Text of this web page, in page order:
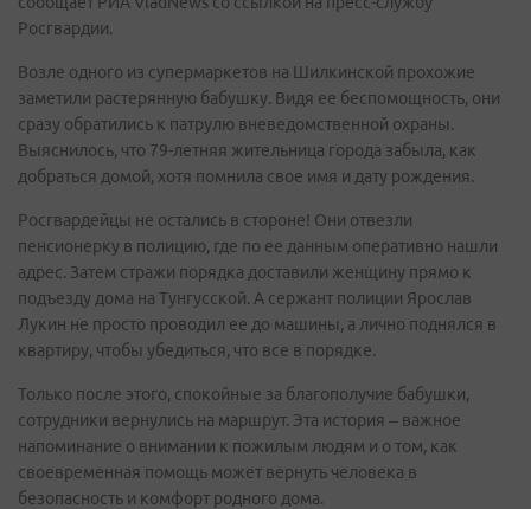
Росгвардии.
Возле одного из супермаркетов на Шилкинской прохожие
заметили растерянную бабушку. Видя ее беспомощность, они
сразу обратились к патрулю вневедомственной охраны.
Выяснилось, что 79-летняя жительница города забыла, как
добраться домой, хотя помнила свое имя и дату рождения.
Росгвардейцы не остались в стороне! Они отвезли
пенсионерку в полицию, где по ее данным оперативно нашли
адрес. Затем стражи порядка доставили женщину прямо к
подъезду дома на Тунгусской. А сержант полиции Ярослав
Лукин не просто проводил ее до машины, а лично поднялся в
квартиру, чтобы убедиться, что все в порядке.
Только после этого, спокойные за благополучие бабушки,
сотрудники вернулись на маршрут. Эта история – важное
напоминание о внимании к пожилым людям и о том, как
своевременная помощь может вернуть человека в
безопасность и комфорт родного дома.